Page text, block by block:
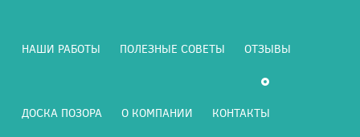
НАШИ РАБОТЫ ПОЛЕЗНЫЕ СОВЕТЫ ОТЗЫВЫ
ДОСКА ПОЗОРА О КОМПАНИИ КОНТАКТЫ